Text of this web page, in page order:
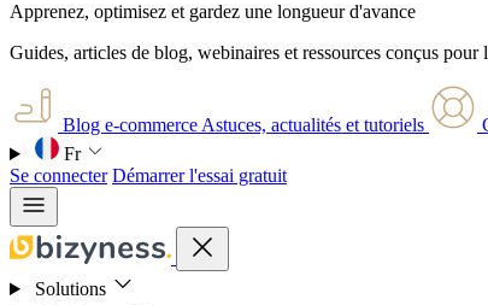
Apprenez, optimisez et gardez une longueur d'avance
Guides, articles de blog, webinaires et ressources conçus pour
Blog e-commerce Astuces, actualités et tutoriels
Fr
Se connecter Démarrer l'essai gratuit
Solutions